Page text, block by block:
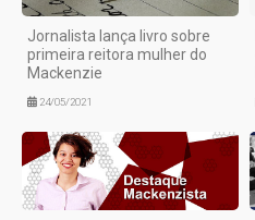
Jornalista lança livro sobre
primeira reitora mulher do
Mackenzie
24/05/2021